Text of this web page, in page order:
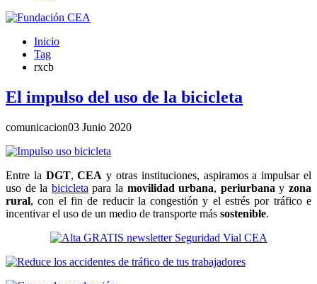
Inicio
Tag
rxcb
El impulso del uso de la bicicleta
comunicacion03 Junio 2020
Entre la DGT,CEA y otras instituciones, aspiramos a impulsar el
uso de la bicicleta para la movilidad urbana, periurbana yzona
rural, con el fin de reducir la congestión y el estrés por tráfico e
incentivar el uso de un medio de transporte más sostenible.